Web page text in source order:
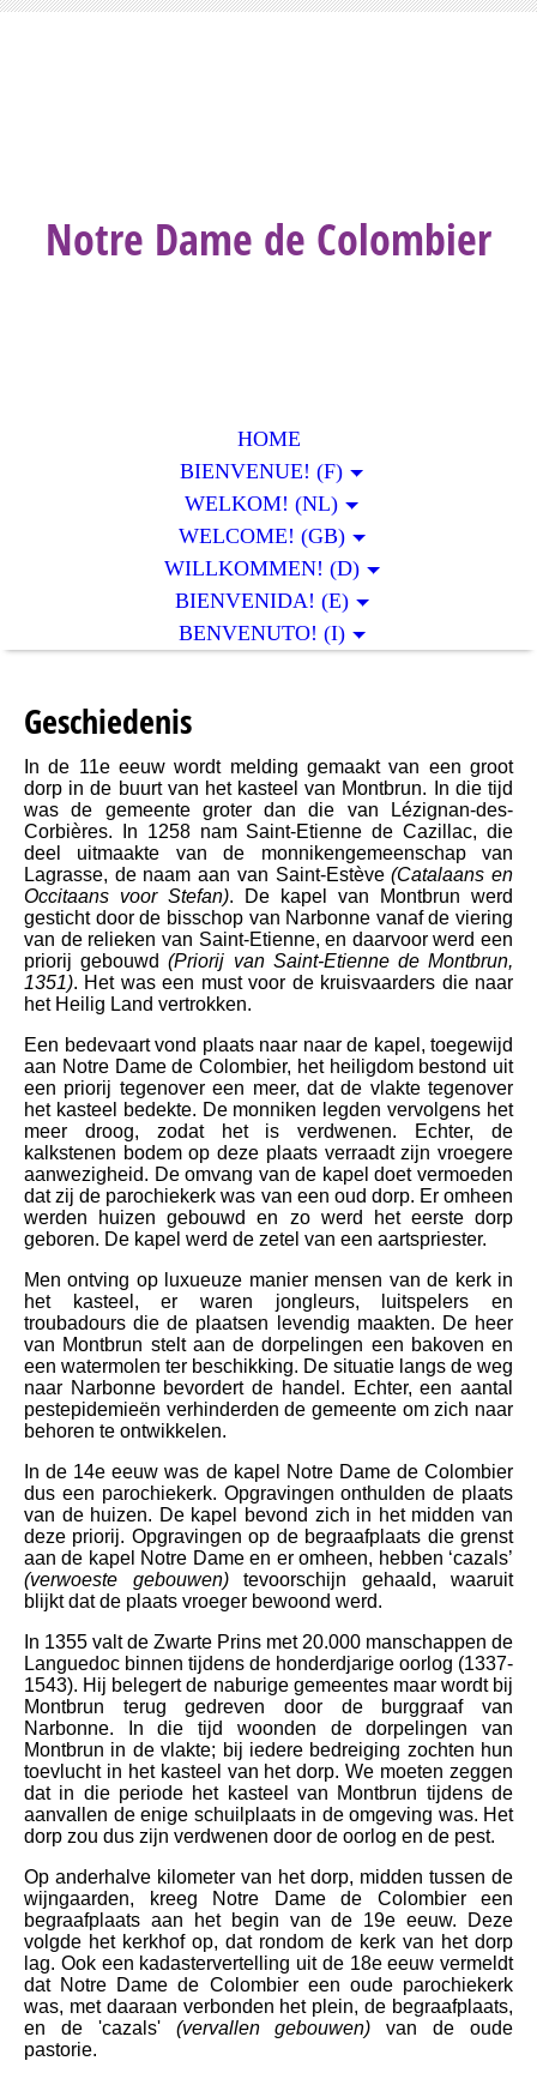
Notre Dame de Colombier
HOME
BIENVENUE! (F)
WELKOM! (NL)
WELCOME! (GB)
WILLKOMMEN! (D)
BIENVENIDA! (E)
BENVENUTO! (I)
Geschiedenis
In de 11e eeuw wordt melding gemaakt van een groot
dorp in de buurt van het kasteel van Montbrun. In die tijd
was de gemeente groter dan die van Lézignan-des-
Corbières. In 1258 nam Saint-Etienne de Cazillac, die
deel uitmaakte van de monnikengemeenschap van
Lagrasse, de naam aan van Saint-Estève(Catalaans en
Occitaans voor Stefan). De kapel van Montbrun werd
gesticht door de bisschop van Narbonne vanaf de viering
van de relieken van Saint-Etienne, en daarvoor werd een
priorij gebouwd(Priorij van Saint-Etienne de Montbrun,
1351). Het was een must voor de kruisvaarders die naar
het Heilig Land vertrokken.
Een bedevaart vond plaats naar naar de kapel, toegewijd
aan Notre Dame de Colombier, het heiligdom bestond uit
een priorij tegenover een meer, dat de vlakte tegenover
het kasteel bedekte. De monniken legden vervolgens het
meer droog, zodat het is verdwenen. Echter, de
kalkstenen bodem op deze plaats verraadt zijn vroegere
aanwezigheid. De omvang van de kapel doet vermoeden
dat zij de parochiekerk was van een oud dorp. Er omheen
werden huizen gebouwd en zo werd het eerste dorp
geboren. De kapel werd de zetel van een aartspriester.
Men ontving op luxueuze manier mensen van de kerk in
het kasteel, er waren jongleurs, luitspelers en
troubadours die de plaatsen levendig maakten. De heer
van Montbrun stelt aan de dorpelingen een bakoven en
een watermolen ter beschikking. De situatie langs de weg
naar Narbonne bevordert de handel. Echter, een aantal
pestepidemieën verhinderden de gemeente om zich naar
behoren te ontwikkelen.
In de 14e eeuw was de kapel Notre Dame de Colombier
dus een parochiekerk. Opgravingen onthulden de plaats
van de huizen. De kapel bevond zich in het midden van
deze priorij. Opgravingen op de begraafplaats die grenst
aan de kapel Notre Dame en er omheen, hebben ‘cazals’
(verwoeste gebouwen)tevoorschijn gehaald, waaruit
blijkt dat de plaats vroeger bewoond werd.
In 1355 valt de Zwarte Prins met 20.000 manschappen de
Languedoc binnen tijdens de honderdjarige oorlog (1337-
1543). Hij belegert de naburige gemeentes maar wordt bij
Montbrun terug gedreven door de burggraaf van
Narbonne. In die tijd woonden de dorpelingen van
Montbrun in de vlakte; bij iedere bedreiging zochten hun
toevlucht in het kasteel van het dorp. We moeten zeggen
dat in die periode het kasteel van Montbrun tijdens de
aanvallen de enige schuilplaats in de omgeving was. Het
dorp zou dus zijn verdwenen door de oorlog en de pest.
Op anderhalve kilometer van het dorp, midden tussen de
wijngaarden, kreeg Notre Dame de Colombier een
begraafplaats aan het begin van de 19e eeuw. Deze
volgde het kerkhof op, dat rondom de kerk van het dorp
lag. Ook een kadastervertelling uit de 18e eeuw vermeldt
dat Notre Dame de Colombier een oude parochiekerk
was, met daaraan verbonden het plein, de begraafplaats,
en de 'cazals' (vervallen gebouwen) van de oude
pastorie.